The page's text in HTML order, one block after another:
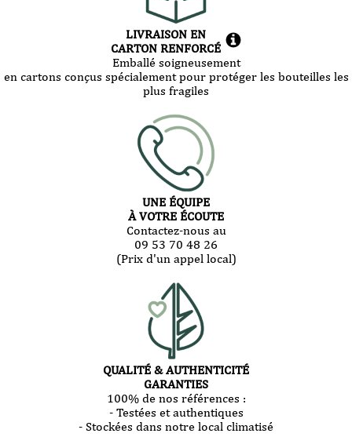
LIVRAISON EN
CARTON RENFORCÉ
Emballé soigneusement
en cartons conçus spécialement pour protéger les bouteilles les
plus fragiles
UNE ÉQUIPE
À VOTRE ÉCOUTE
Contactez-nous au
09 53 70 48 26
(Prix d'un appel local)
QUALITÉ & AUTHENTICITÉ
GARANTIES
100% de nos références :
- Testées et authentiques
- Stockées dans notre local climatisé